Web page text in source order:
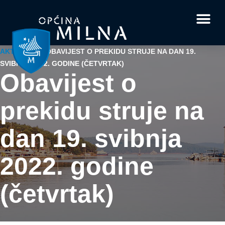
AKTUALNO/
OBAVIJEST O PREKIDU STRUJE NA DAN 19.
SVIBNJA 2022. GODINE (ČETVRTAK)
Obavijest o
prekidu struje na
dan 19. svibnja
2022. godine
(četvrtak)